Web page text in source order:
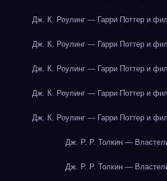
Дж. К. Роулинг — Гарри Поттер и
Дж. К. Роулинг — Гарри Поттер и
Дж. К. Роулинг — Гарри Поттер и
Дж. К. Роулинг — Гарри Поттер и
Дж. К. Роулинг — Гарри Поттер и
Дж. Р. Р. Толкин —
Дж. Р. Р. Толкин —